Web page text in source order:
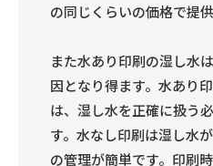
の同じくらいの価格で提
また水あり印刷の湿し水
因となり得ます。水あり
は、湿し水を正確に扱う
す。水なし印刷は湿し水
の管理が簡単です。印刷